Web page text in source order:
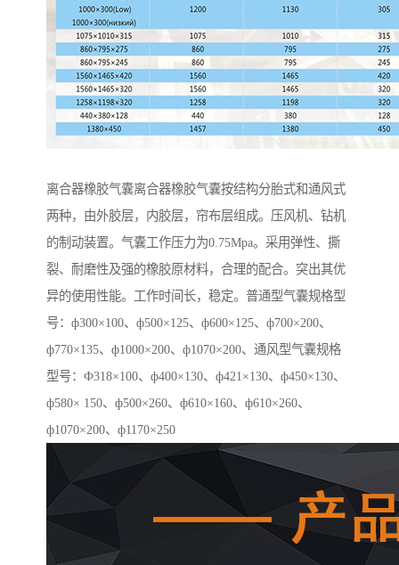
离合器橡胶气囊离合器橡胶气囊按结构分胎式和通风式
两种，由外胶层，内胶层，帘布层组成。压风机、钻机
的制动装置。气囊工作压力为0.75Mpa。采用弹性、撕
裂、耐磨性及强的橡胶原材料，合理的配合。突出其优
异的使用性能。工作时间长，稳定。普通型气囊规格型
号：ф300×100、ф500×125、ф600×125、ф700×200、
ф770×135、ф1000×200、ф1070×200、通风型气囊规格
型号：Ф318×100、ф400×130、ф421×130、ф450×130、
ф580× 150、ф500×260、ф610×160、ф610×260、
ф1070×200、ф1170×250